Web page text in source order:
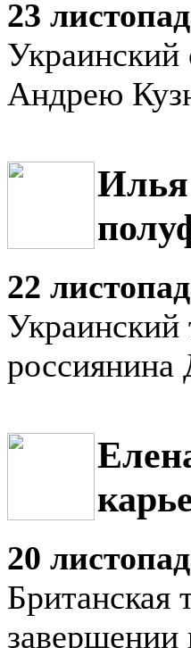
23
Украинский
Андрею
22
Украинский
россиянина
20
Британская
завершении